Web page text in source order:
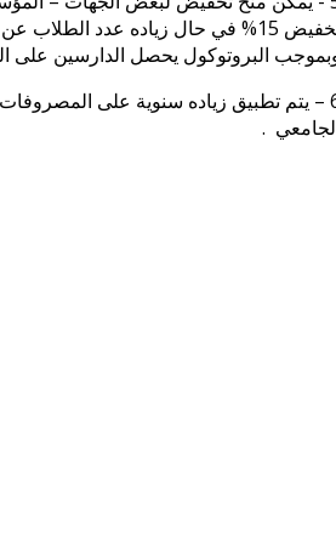
البروتوكول يحصل الدارسين على
.